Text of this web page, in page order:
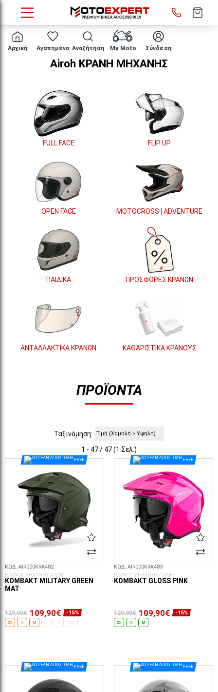
Αρχική Αγαπημένα Αναζήτηση My Moto Σύνδεση
HOME ΚΡΑΝΗ ΜΗΧΑΝΗΣ
Airoh ΚΡΑΝΗ ΜΗΧΑΝΗΣ
FULL FACE FLIP UP
OPEN FACE MOTOCROSS | ADVENTURE
ΠΑΙΔΙΚΑ ΠΡΟΣΦΟΡΕΣ ΚΡΑΝΩΝ
ΑΝΤΑΛΛΑΚΤΙΚΑ ΚΡΑΝΩΝ ΚΑΘΑΡΙΣΤΙΚΑ ΚΡΑΝΟΥΣ
ΠΡΟΪΌΝΤΑ
Ταξινόμηση:
1 - 47 / 47 (1 Σελ.)
FREE
ΚΩΔ. AIR000KRA482
ΚΡΑΝΟΣ ΜΗΧΑΝΗΣ AIROH
KOMBAKT MILITARY GREEN
MAT
129,90€ 109,90€ -15%
XS S M XL XXL
FREE
ΚΩΔ. AIR000KRA483
ΚΡΑΝΟΣ ΜΗΧΑΝΗΣ AIROH
KOMBAKT GLOSS PINK
129,90€ 109,90€ -15%
XS S M
FREE FREE